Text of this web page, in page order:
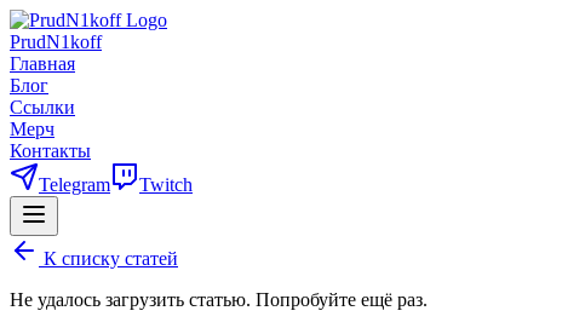
PrudN1koff
Главная
Блог
Ссылки
Мерч
Контакты
Telegram
Twitch
К списку статей
Не удалось загрузить статью. Попробуйте ещё раз.